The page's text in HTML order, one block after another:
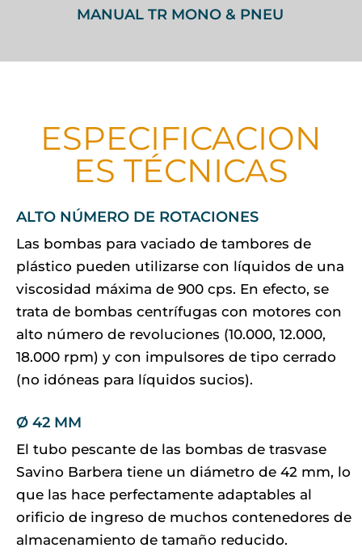
MANUAL TR MONO & PNEU
ESPECIFICACION
ES TÉCNICAS
ALTO NÚMERO DE ROTACIONES
Las bombas para vaciado de tambores de
plástico pueden utilizarse con líquidos de una
viscosidad máxima de 900 cps. En efecto, se
trata de bombas centrífugas con motores con
alto número de revoluciones (10.000, 12.000,
18.000 rpm) y con impulsores de tipo cerrado
(no idóneas para líquidos sucios).
Ø 42 MM
El tubo pescante de las bombas de trasvase
Savino Barbera tiene un diámetro de 42 mm, lo
que las hace perfectamente adaptables al
orificio de ingreso de muchos contenedores de
almacenamiento de tamaño reducido.